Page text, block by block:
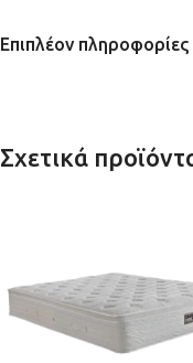
Επιπλέον πληροφορίες
Σχετικά